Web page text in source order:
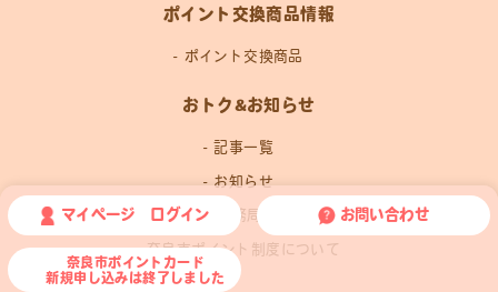
ポイント交換商品情報
ポイント交換商品
おトク&お知らせ
記事一覧
お知らせ
運営事務局news
奈良市ポイント制度について
マイページ ログイン お問い合わせ
奈良市ポイントカード
新規申し込みは終了しました